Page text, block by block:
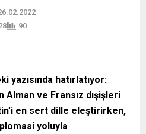
90
yazısında hatırlatıyor:
Alman ve Fransız dışişleri
en sert dille eleştirirken,
yoluyla